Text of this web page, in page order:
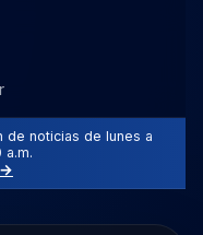
noticias de lunes a
a.m.